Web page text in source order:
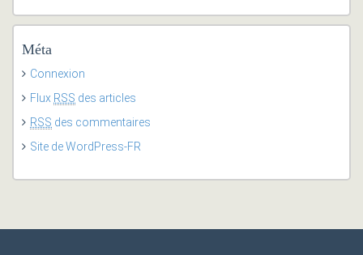
Méta
Connexion
Flux RSS des articles
RSS des commentaires
Site de WordPress-FR